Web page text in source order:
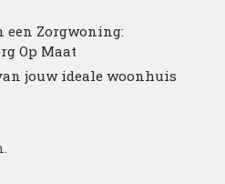
een Zorgwoning:
Op Maat
jouw ideale woonhuis